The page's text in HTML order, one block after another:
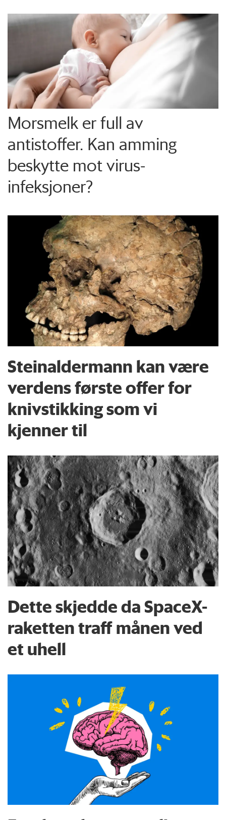
Morsmelk er full av
antistoffer. Kan amming
beskytte mot virus-
infeksjoner?
Steinaldermann kan være
verdens første offer for
knivstikking som vi
kjenner til
Dette skjedde da SpaceX-
raketten traff månen ved
et uhell